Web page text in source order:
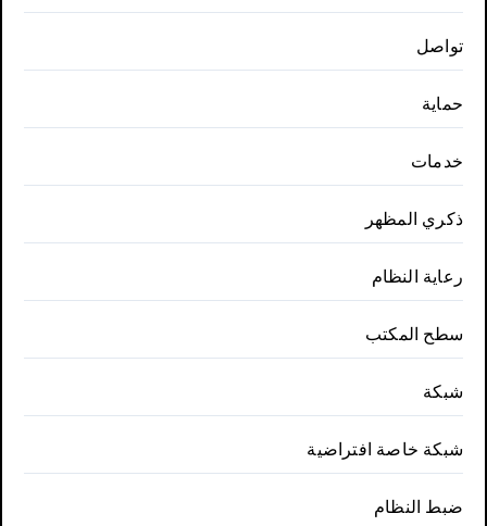
تواصل
حماية
خدمات
ذكري المظهر
رعاية النظام
سطح المكتب
شبكة
شبكة خاصة افتراضية
ضبط النظام